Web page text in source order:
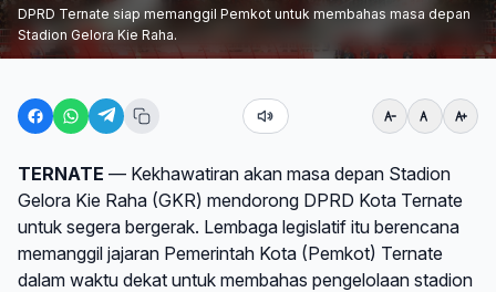
DPRD Ternate siap memanggil Pemkot untuk membahas masa depan
Stadion Gelora Kie Raha.
TERNATE — Kekhawatiran akan masa depan Stadion
Gelora Kie Raha (GKR) mendorong DPRD Kota Ternate
untuk segera bergerak. Lembaga legislatif itu berencana
memanggil jajaran Pemerintah Kota (Pemkot) Ternate
dalam waktu dekat untuk membahas pengelolaan stadion